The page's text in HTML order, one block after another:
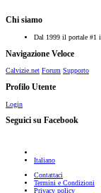
Chi siamo
Dal 1999 il portale #1
Navigazione Veloce
Calvizie.net Forum Supporto
Profilo Utente
Login
Seguici su Facebook
Italiano
Contattaci
Termini e Condizioni
Privacy policy